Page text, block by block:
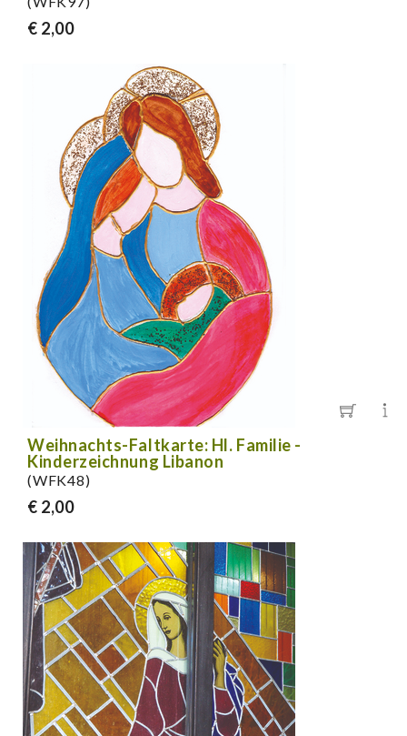
€ 2,00
Weihnachts-Faltkarte: Hl. Familie -
Kinderzeichnung Libanon
(WFK48)
€ 2,00